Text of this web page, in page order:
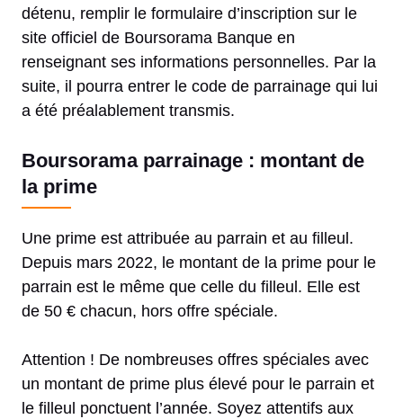
détenu, remplir le formulaire d’inscription sur le
site officiel de Boursorama Banque en
renseignant ses informations personnelles. Par la
suite, il pourra entrer le code de parrainage qui lui
a été préalablement transmis.
Boursorama parrainage : montant de
la prime
Une prime est attribuée au parrain et au filleul.
Depuis mars 2022, le montant de la prime pour le
parrain est le même que celle du filleul. Elle est
de 50 € chacun, hors offre spéciale.
Attention ! De nombreuses offres spéciales avec
un montant de prime plus élevé pour le parrain et
le filleul ponctuent l’année. Soyez attentifs aux